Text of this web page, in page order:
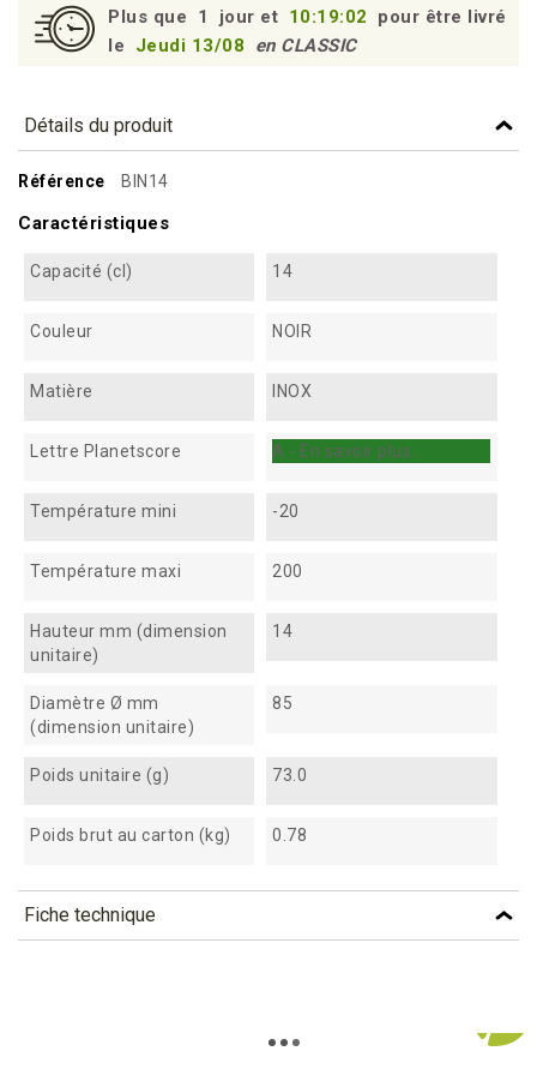
Plus que 1 jour et 10:19:02
pour être livré
le
Jeudi 13/08 en CLASSIC
Détails du produit
Référence BIN14
Caractéristiques
Capacité (cl) 14
Couleur NOIR
Matière INOX
Lettre Planetscore A - En savoir plus...
Température mini -20
Température maxi 200
Hauteur mm (dimension
unitaire)
14
Diamètre Ø mm
(dimension unitaire)
85
Poids unitaire (g) 73.0
Poids brut au carton (kg) 0.78
Fiche technique